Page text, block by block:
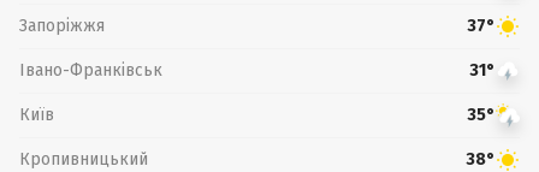
Запоріжжя 37°
Івано-Франківськ 31°
Київ 35°
Кропивницький 38°